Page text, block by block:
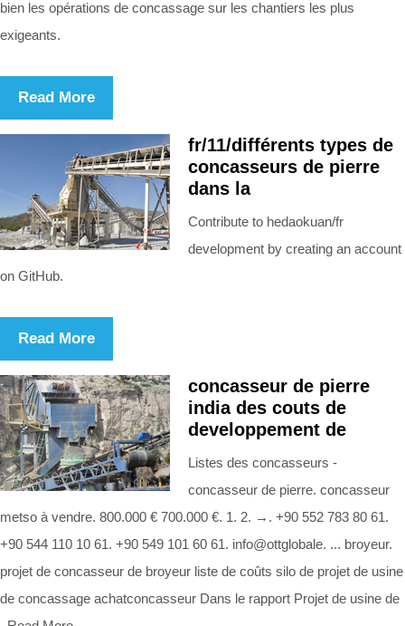
bien les opérations de concassage sur les chantiers les plus
exigeants.
Read More
fr/11/différents types de
concasseurs de pierre
dans la
Contribute to hedaokuan/fr
development by creating an account
on GitHub.
Read More
concasseur de pierre
india des couts de
developpement de
Listes des concasseurs -
concasseur de pierre. concasseur
metso à vendre. 800.000 € 700.000 €. 1. 2. →. +90 552 783 80 61.
+90 544 110 10 61. +90 549 101 60 61. info@ottglobale. ... broyeur.
projet de concasseur de broyeur liste de coûts silo de projet de usine
de concassage achatconcasseur Dans le rapport Projet de usine de